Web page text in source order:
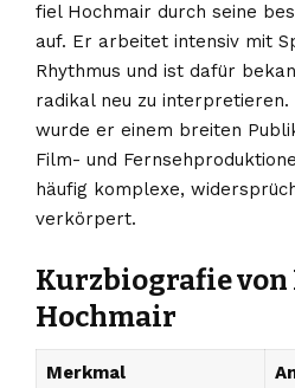
fiel Hochmair durch seine
auf. Er arbeitet intensiv mit
Rhythmus und ist dafür
radikal neu zu
wurde er einem breiten
Film- und
häufig komplexe,
verkörpert.
Kurzbiografie
Hochmair
Merkmal